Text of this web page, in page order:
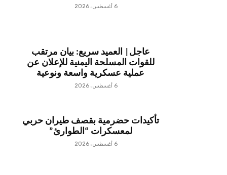
6 أغسطس، 2026
عاجل| العميد سريع: بيان مرتقب
للقوات المسلحة اليمنية للإعلان عن
عملية عسكرية واسعة ونوعية
6 أغسطس، 2026
تأكيدات حضرمية بقصف طيران حربي
لمعسكرات “الطوارئ”
6 أغسطس، 2026